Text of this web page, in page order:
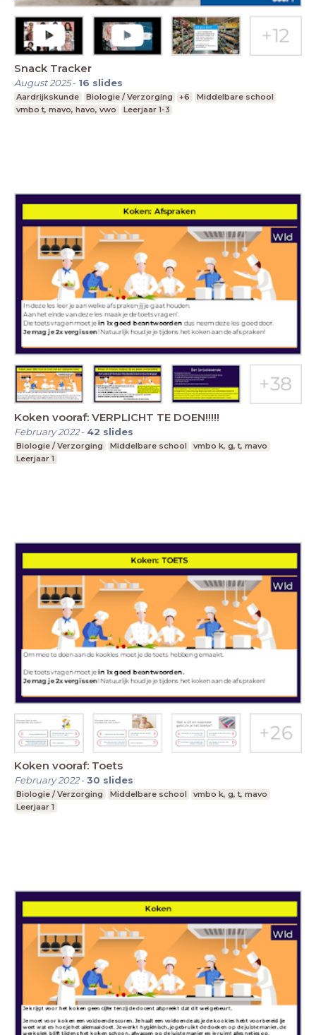
Snack Tracker
August 2025- 16 slides
Aardrijkskunde Biologie / Verzorging +6
Middelbare school
vmbo t, mavo, havo, vwo
Leerjaar 1-3
Koken vooraf: VERPLICHT TE DOEN!!!!!
February 2022- 42 slides
Biologie / Verzorging Middelbare school
vmbo k, g, t, mavo
Leerjaar 1
Koken vooraf: Toets
February 2022-30 slides
Biologie / Verzorging Middelbare school
vmbo k, g, t, mavo
Leerjaar 1